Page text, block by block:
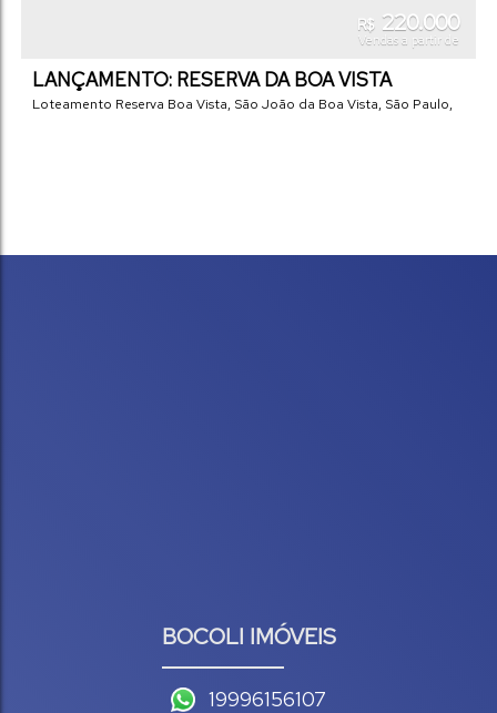
R$ 220.000
Vendas a partir de
LANÇAMENTO: RESERVA DA BOA VISTA
Loteamento Reserva Boa Vista, São João da Boa Vista, São Paulo,
BOCOLI IMÓVEIS
19996156107